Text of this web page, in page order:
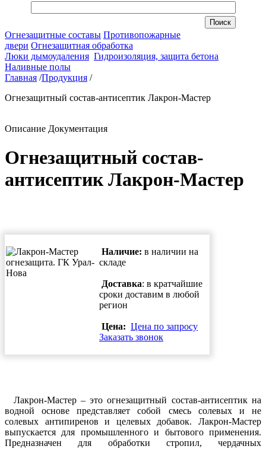
Огнезащитные составы Противопожарные
двери Огнезащитная обработка
Люки дымоудаления Гидроизоляция, защита бетона
Наливные полы
Главная /Продукция /
Огнезащитный состав-антисептик Лакрон-Мастер
Описание Документация
Огнезащитный состав-
антисептик Лакрон-Мастер
Наличие: в наличии на
складе
Доставка: в кратчайшие
сроки доставим в любой
регион
Цена: Цена по запросу
Заказать звонок
Лакрон-Мастер – это огнезащитный состав-антисептик на
водной основе представляет собой смесь солевых и не
солевых антипиренов и целевых добавок. Лакрон-Мастер
выпускается для промышленного и бытового применения.
Предназначен для обработки стропил, чердачных